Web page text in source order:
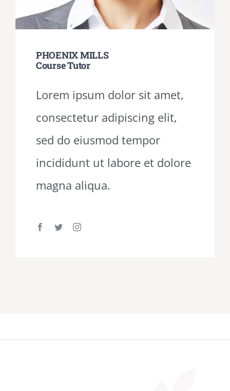
PHOENIX MILLS
Course Tutor
Lorem ipsum dolor sit amet,
consectetur adipiscing elit,
sed do eiusmod tempor
incididunt ut labore et dolore
magna aliqua.